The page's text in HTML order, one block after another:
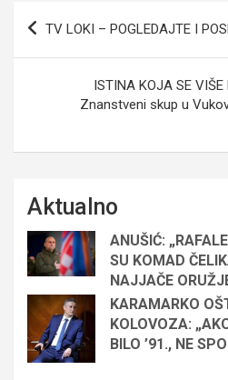
Navigacija
TV LOKI – POGLEDAJTE I
ISTINA KOJA SE VIŠE
Znanstveni skup u
Aktualno
ANUŠIĆ:
SU KOMAD
NAJJAČE
KARAMARKO
KOLOVOZA:
BILO ’91., NE